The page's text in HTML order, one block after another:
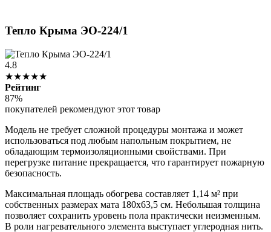
Тепло Крыма ЭО-224/1
4.8
★★★★★
Рейтинг
87%
покупателей рекомендуют этот товар
Модель не требует сложной процедуры монтажа и может
использоваться под любым напольным покрытием, не
обладающим термоизоляционными свойствами. При
перегрузке питание прекращается, что гарантирует пожарную
безопасность.
Максимальная площадь обогрева составляет 1,14 м² при
собственных размерах мата 180х63,5 см. Небольшая толщина
позволяет сохранить уровень пола практически неизменным.
В роли нагревательного элемента выступает углеродная нить.